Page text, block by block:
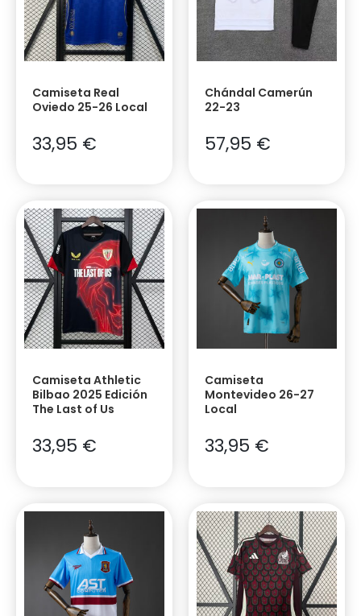
Camiseta Real
Oviedo 25-26 Local
33,95 €
Chándal Camerún
22-23
57,95 €
Camiseta Athletic
Bilbao 2025 Edición
The Last of Us
33,95 €
Camiseta
Montevideo 26-27
Local
33,95 €